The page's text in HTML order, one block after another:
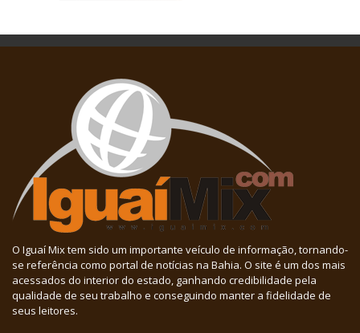
O Iguaí Mix tem sido um importante veículo de informação, tornando-
se referência como portal de notícias na Bahia. O site é um dos mais
acessados do interior do estado, ganhando credibilidade pela
qualidade de seu trabalho e conseguindo manter a fidelidade de
seus leitores.